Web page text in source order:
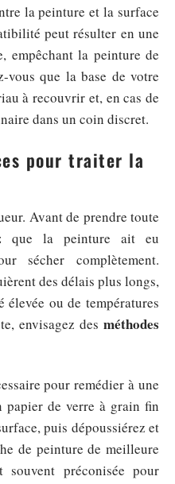
la peinture et la surface
peut résulter en une
empêchant la peinture de
vous que la base de votre
à recouvrir et, en cas de
dans un coin discret.
pour traiter la
Avant de prendre toute
que la peinture ait eu
sécher complètement.
des délais plus longs,
élevée ou de températures
envisagez des méthodes
pour remédier à une
de verre à grain fin
puis dépoussiérez et
de peinture de meilleure
souvent préconisée pour